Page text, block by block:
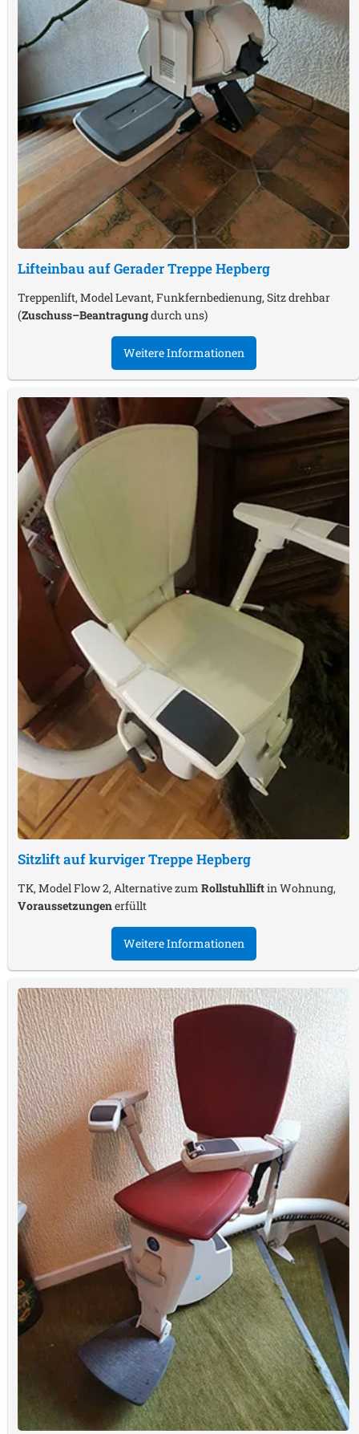
Lifteinbau auf Gerader TreppeHepberg
Treppenlift, Model Levant, Funkfernbedienung, Sitz drehbar
(Zuschuss–Beantragungdurch uns)
Weitere Informationen
Sitzlift auf kurviger TreppeHepberg
TK, Model Flow 2, Alternative zum Rollstuhlliftin Wohnung,
Voraussetzungenerfüllt
Weitere Informationen